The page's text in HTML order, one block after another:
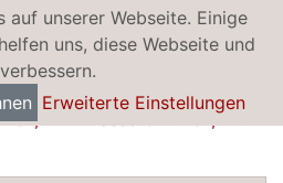
unserer Webseite. Einige
uns, diese Webseite und
Erweiterte Einstellungen
Trinkwasserbrunnen, Anti-